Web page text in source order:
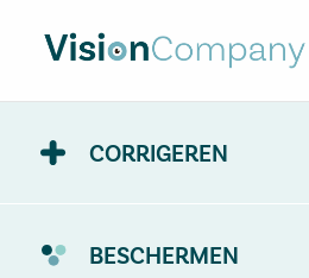
CORRIGEREN
BESCHERMEN